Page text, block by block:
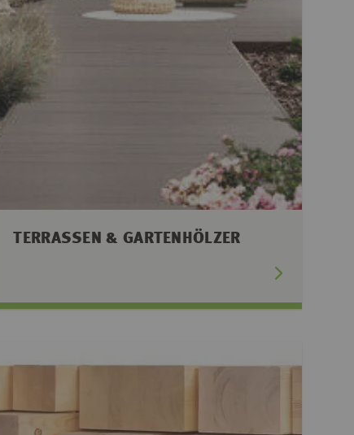
TERRASSEN & GARTENHÖLZER